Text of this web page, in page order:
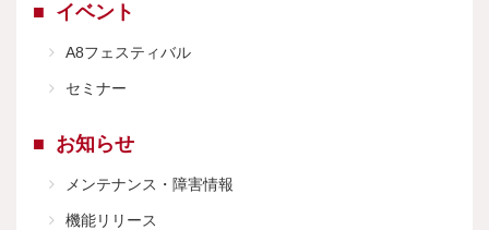
イベント
A8フェスティバル
セミナー
お知らせ
メンテナンス・障害情報
機能リリース